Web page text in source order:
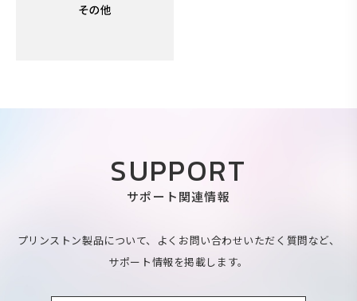
SUPPORT
サポート関連情報
プリンストン製品について、よくお問い合わせいただく質問など、
サポート情報を掲載します。